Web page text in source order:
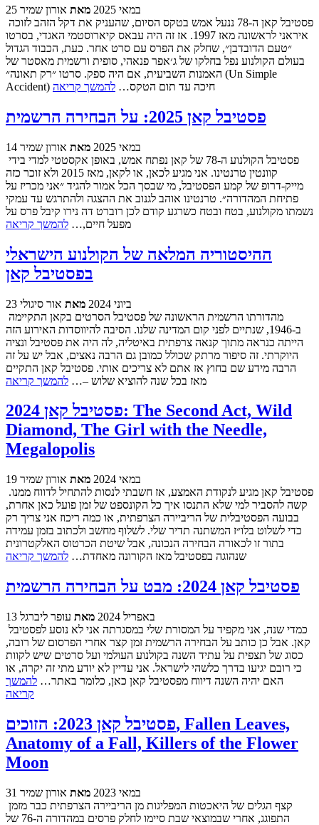
25 במאי 2025 מאת אורון שמיר
איראני לראשונה מאז 1997. אז זה היה עבאס קיארוסטמי האגדי, בסרטו
״טעם הדובדבן״, שחלק את הפרס עם סרט אחר. כעת, הכבוד הגדול
בעולם הקולנוע נפל בחלקו של ג׳אפר פנאהי, סופית ורשמית מאסטר של
האמנות השביעית, אם היה ספק. סרטו ״רק תאונה״ (Un Simple
Accident) חיכה עד תום הטקס… להמשך קריאה
פסטיבל קאן 2025: על הבחירה הרשמית
14 במאי 2025 מאת אורון שמיר
קוונטין טרנטינו. אני מגיע לכאן, או לקאן, מאז 2015 ולא זוכר כזה
מייק-דרופ של קמע הפסטיבל, מי שבסך הכל אמור להגיד ״אני מכריז על
פתיחת המהדורה״. טרנטינו אוהב לגנוב את ההצגה ולהתרגש עד עמקי
נשמתו מקולנוע, בטח ובטח כשרגע קודם לכן רוברט דה נירו קיבל פרס על
מפעל חיים,… להמשך קריאה
ההיסטוריה המלאה של הקולנוע הישראלי
בפסטיבל קאן
23 ביוני 2024 מאת אור סיגולי
ב-1946, שנתיים לפני קום המדינה שלנו. הסיבה להיווסדות האירוע הזה
הייתה כנראה מתוך קנאה צרפתית באיטליה, לה היה את פסטיבל ונציה
היוקרתי. זה סיפור מרתק שכולל כמובן גם הרבה נאצים, אבל יש על זה
הרבה מידע שם בחוץ אז אתם לא צריכים אותי. פסטיבל קאן התקיים
מאז בכל שנה להוציא שלוש –… להמשך קריאה
פסטיבל קאן 2024: The Second Act, Wild
Diamond, The Girl with the Needle,
Megalopolis
19 במאי 2024 מאת אורון שמיר
קשה להסביר למי שלא התנסו איך כל הקונספט של זמן פועל כאן אחרת,
בבועה הפסטיבלית של הריביירה הצרפתית, או כמה ריכוז אני צריך רק
כדי לשלוט בלו״ז המשתנה תדיר שלי. לשלוף מחשב ולכתוב בזמן עמידה
בתור זו לכאורה הבחירה הנכונה, אבל שיטת הכרטוס האלקטרונית
שנהוגה בפסטיבל מאז הקורונה מאחדת… להמשך קריאה
פסטיבל קאן 2024: מבט על הבחירה הרשמית
13 באפריל 2024 מאת עופר ליברגל
קאן. אבל כן כותב על הבחירה הרשמית זמן קצר אחרי הפרסום של רובה,
כסוג של תצפית על עתיד השנה בקולנוע העולמי ועל סרטים שיש לקוות
כי רובם יגיעו בדרך כלשהי לישראל. אני עדיין לא יודע מתי זה יקרה, או
האם יהיה השנה דיווח מפסטיבל קאן כאן, כלומר באתר… להמשך
קריאה
פסטיבל קאן 2023: הזוכים, Fallen Leaves,
Anatomy of a Fall, Killers of the Flower
Moon
31 במאי 2023 מאת אורון שמיר
התפוגג, אחרי שבמוצאי שבת סיימו לחלק פרסים במהדורה ה-76 של